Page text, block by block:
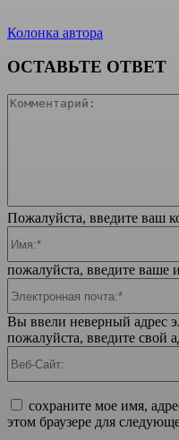
Колонка автора
ОСТАВЬТЕ ОТВЕТ
Пожалуйста, введите ваш
пожалуйста, введите ваше
Вы ввели неверный адрес
пожалуйста, введите свой
сохраните мое имя,
этом браузере для